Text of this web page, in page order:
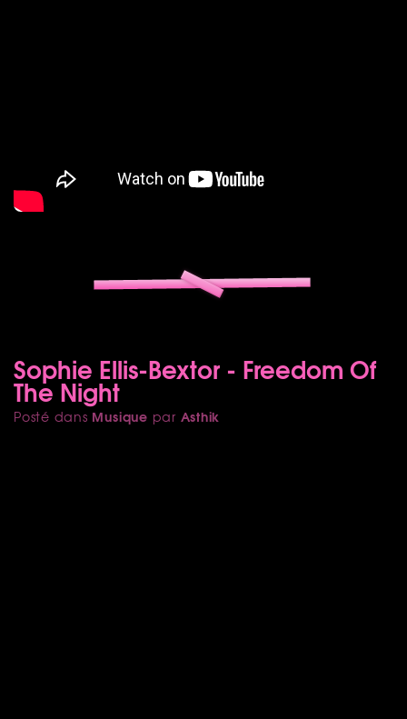
Sophie Ellis-Bextor - Freedom Of
The Night
Posté dans Musique par Asthik